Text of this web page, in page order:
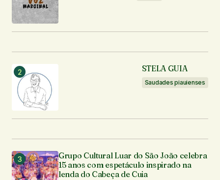
Notifique-me sobre novas publicações por e-mail.
STELA GUIA
Saudades piauienses
Grupo Cultural Luar do São João celebra
15 anos com espetáculo inspirado na
lenda do Cabeça de Cuia